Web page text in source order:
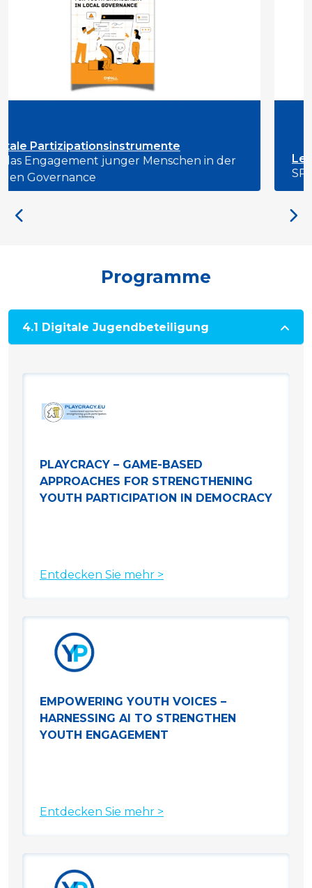
Menschen in der
Leitlinien
Programme
4.1 Digitale Jugendbeteiligung
PLAYCRACY – GAME-BASED
APPROACHES FOR STRENGTHENING
YOUTH PARTICIPATION IN DEMOCRACY
Entdecken Sie mehr >
EMPOWERING YOUTH VOICES –
HARNESSING AI TO STRENGTHEN
YOUTH ENGAGEMENT
Entdecken Sie mehr >